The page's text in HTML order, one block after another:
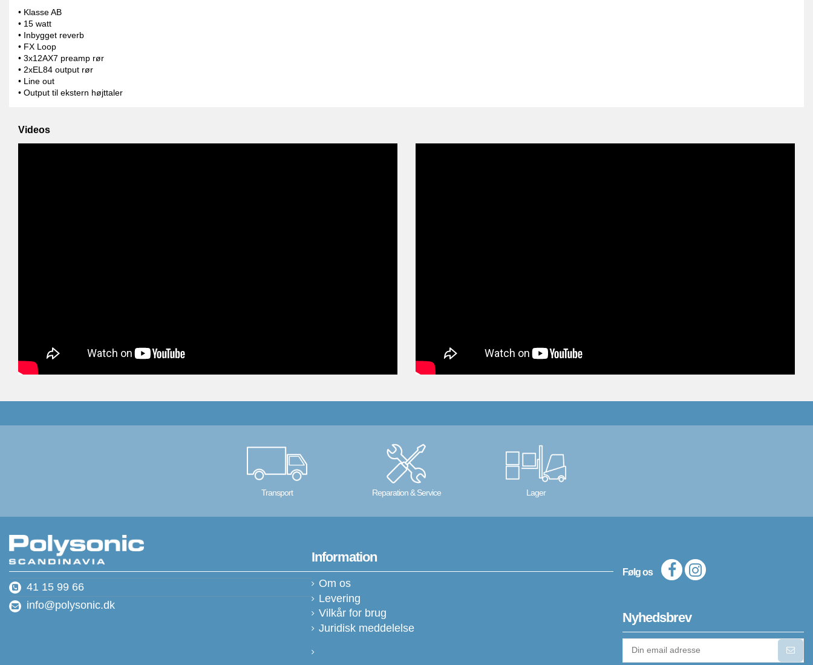
• Klasse AB
• 15 watt
• Inbygget reverb
• FX Loop
• 3x12AX7 preamp rør
• 2xEL84 output rør
• Line out
• Output til ekstern højttaler
Videos
Transport Reparation & Service Lager
41 15 99 66
info@polysonic.dk
Information
Om os
Levering
Vilkår for brug
Juridisk meddelelse
Følg os
Nyhedsbrev